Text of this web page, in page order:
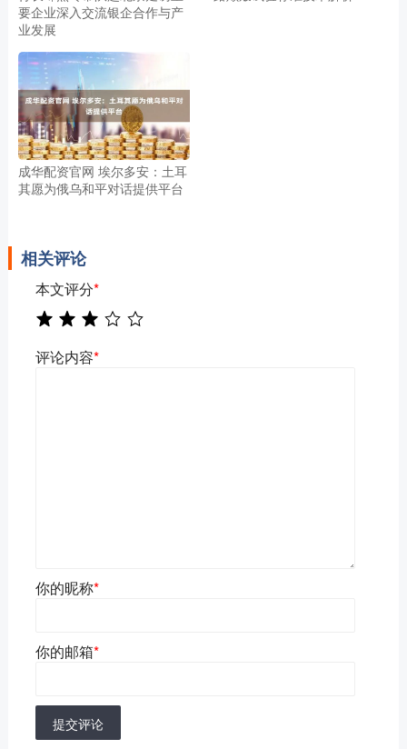
要企业深入交流银企合作与产
业发展
成华配资官网 埃尔多安：土耳
其愿为俄乌和平对话提供平台
相关评论
本文评分*
评论内容*
你的昵称*
你的邮箱*
提交评论